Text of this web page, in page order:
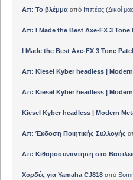
Απ: Το βλέμμα από Ιππέας(Δικοί
Απ: I Made the Best Axe-FX 3 Tone
I Made the Best Axe-FX 3 Tone
Απ: Kiesel Kyber headless |
Απ: Kiesel Kyber headless |
Kiesel Kyber headless | Modern
Απ: Έκδοση Ποιητικής Συλλογής
Απ: Κιθαροσυναντηση στο
Χορδές για Yamaha CJ818από